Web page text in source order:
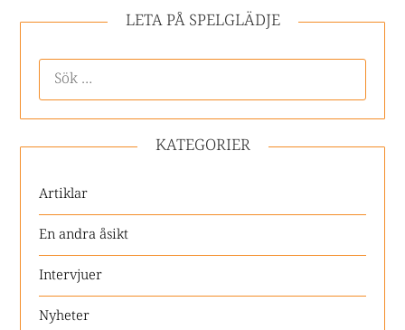
LETA PÅ SPELGLÄDJE
KATEGORIER
Artiklar
En andra åsikt
Intervjuer
Nyheter